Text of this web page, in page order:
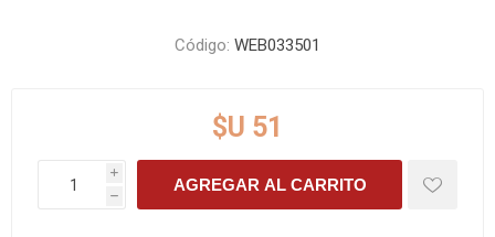
Código: WEB033501
$U 51
i
h
AGREGAR AL CARRITO